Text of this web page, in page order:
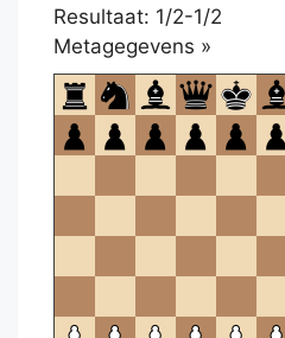
Resultaat: 1/2-1/2
Metagegevens »
om
te
openen.